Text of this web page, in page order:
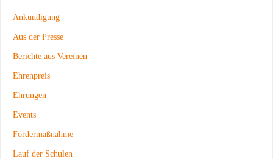
Ankündigung
Aus der Presse
Berichte aus Vereinen
Ehrenpreis
Ehrungen
Events
Fördermaßnahme
Lauf der Schulen